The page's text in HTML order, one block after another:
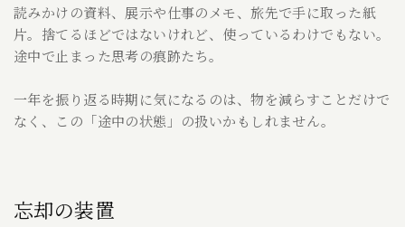
読みかけの資料、展示や仕事のメモ、旅先で手に取った紙
片。捨てるほどではないけれど、使っているわけでもない。
途中で止まった思考の痕跡たち。
一年を振り返る時期に気になるのは、物を減らすことだけで
なく、この「途中の状態」の扱いかもしれません。
忘却の装置